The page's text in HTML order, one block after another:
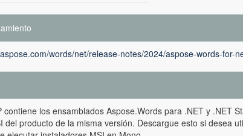
words/net/release-notes/2024/aspose-words-for-
contiene los ensamblados Aspose.Words para .NET y .NET
del producto de la misma versión. Descargue esto si desea